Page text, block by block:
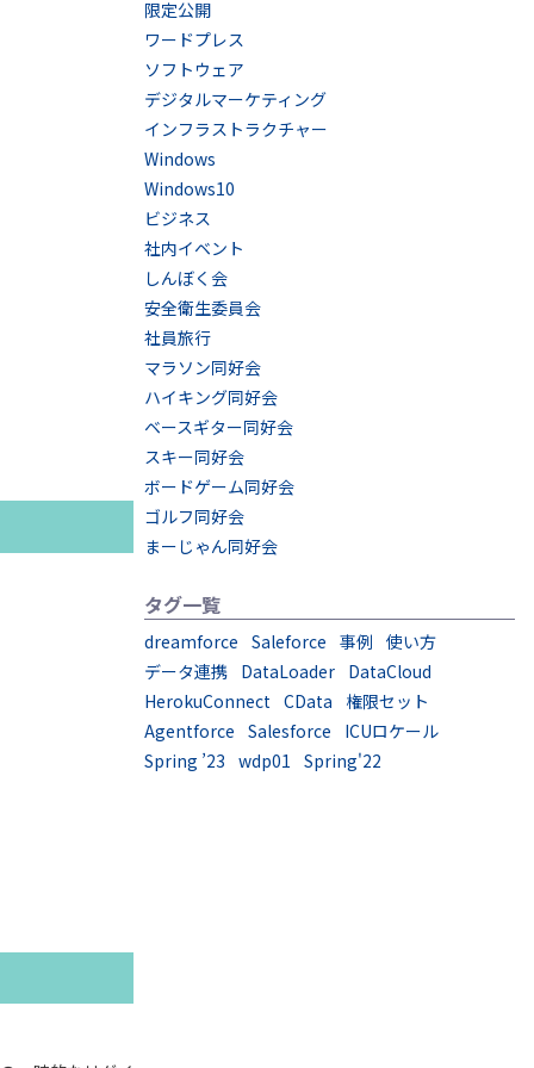
限定公開
ワードプレス
ソフトウェア
デジタルマーケティング
インフラストラクチャー
Windows
Windows10
ビジネス
社内イベント
しんぼく会
安全衛生委員会
社員旅行
マラソン同好会
ハイキング同好会
ベースギター同好会
スキー同好会
ボードゲーム同好会
ゴルフ同好会
まーじゃん同好会
タグ一覧
dreamforce Saleforce 事例 使い方
データ連携 DataLoader DataCloud
HerokuConnect CData 権限セット
Agentforce Salesforce
ICUロケール
Spring ’23 wdp01 Spring'22